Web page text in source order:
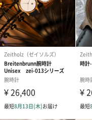
「HENRY LONDON（ヘ
ルワールドで発表され、
ブランド創立と同時に世
けて、ブランド創立から
いがスタート。「社会現
で、世界中にファンをつ
年10月に本格上陸したばか
世界のトレンドを先取り
手頃価格でアンティーク